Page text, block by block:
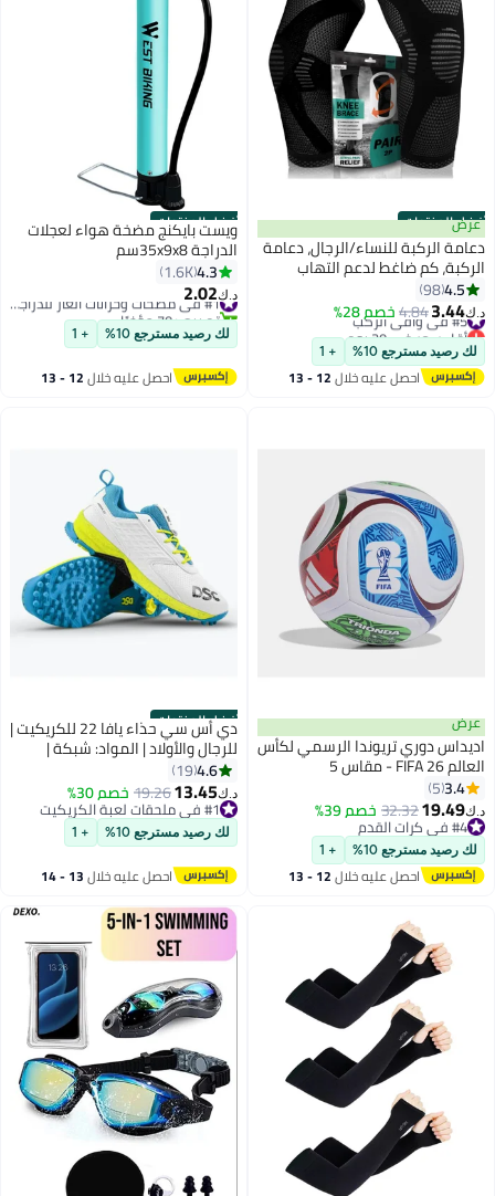
أفضل المنتجات
عرض
دعامة الركبة للنساء/الرجال، دعامة
الركبة، كم ضاغط لدعم التهاب
المفاصل، آلام المفاصل، إصابة
الأربطة، تمزق الغضروف المفصلي،
الرباط الصليبي الأمامي، الرباط
الجانبي الإنسي، التهاب الأوتار،
الجري، القرفصاء، الرياضة، لون أسود
4.5
98
د.ك‏3.44
4.84خصم 28% #5 في واقي الركب
أقل سعر في 30 يوم
#5 في واقي الركب
لك رصيد مسترجع 10% + 1
احصل عليه خلال 12 - 13
أفضل المنتجات
ويست بايكنج مضخة هواء لعجلات
الدراجة 35x9x8سم
4.3
1.6K
د.ك‏2.02
تم بيع +70 مؤخرًا
لك رصيد مسترجع 10% + 1
احصل عليه خلال 12 - 13
عرض
اديداس دوري تريوندا الرسمي لكأس
العالم FIFA 26 - مقاس 5
3.4
5
د.ك‏19.49
32.32خصم 39%
#4 في كرات القدم
#4 في كرات القدم
لك رصيد مسترجع 10% + 1
احصل عليه خلال 12 - 13
أفضل المنتجات دي أس سي حذاء يافا 22 للكريكيت |
للرجال والأولاد | المواد: شبكة |
شبكة قابلة للتنفس | نعل غير قابل
للانزلاق لتحسين المتانة من أجل
الثبات
4.6
19
د.ك‏13.45
19.26خصم 30%
#1 في ملحقات لعبة الكريكيت
#1 في ملحقات لعبة الكريكيت
لك رصيد مسترجع 10% + 1
احصل عليه خلال 13 - 14